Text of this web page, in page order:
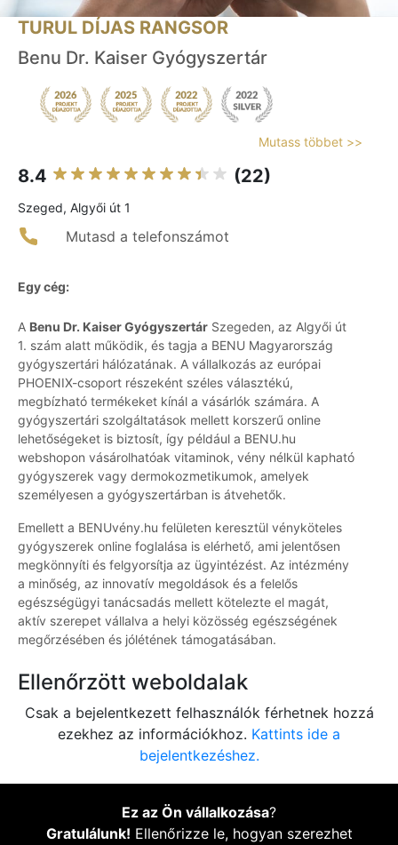
TURUL DÍJAS RANGSOR
Benu Dr. Kaiser Gyógyszertár
Mutass többet >>
8.4 (22)
Szeged, Algyői út 1
Mutasd a telefonszámot
Egy cég:
A Benu Dr. Kaiser Gyógyszertár Szegeden, az Algyői út
1. szám alatt működik, és tagja a BENU Magyarország
gyógyszertári hálózatának. A vállalkozás az európai
PHOENIX-csoport részeként széles választékú,
megbízható termékeket kínál a vásárlók számára. A
gyógyszertári szolgáltatások mellett korszerű online
lehetőségeket is biztosít, így például a BENU.hu
webshopon vásárolhatóak vitaminok, vény nélkül kapható
gyógyszerek vagy dermokozmetikumok, amelyek
személyesen a gyógyszertárban is átvehetők.
Emellett a BENUvény.hu felületen keresztül vényköteles
gyógyszerek online foglalása is elérhető, ami jelentősen
megkönnyíti és felgyorsítja az ügyintézést. Az intézmény
a minőség, az innovatív megoldások és a felelős
egészségügyi tanácsadás mellett kötelezte el magát,
aktív szerepet vállalva a helyi közösség egészségének
megőrzésében és jólétének támogatásában.
Ellenőrzött weboldalak
Csak a bejelentkezett felhasználók férhetnek hozzá
ezekhez az információkhoz. Kattints ide a
bejelentkezéshez.
Ez az Ön vállalkozása?
Gratulálunk! Ellenőrizze le, hogyan szerezhet